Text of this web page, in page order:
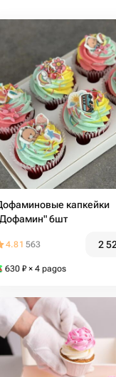
капкейки
6шт
4.81 563 2
630 ₽ × 4 pagos